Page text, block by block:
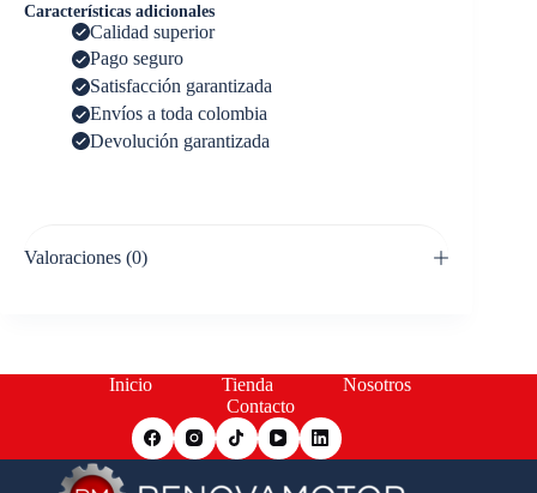
Características adicionales
Calidad superior
Pago seguro
Satisfacción garantizada
Envíos a toda colombia
Devolución garantizada
Valoraciones (0)
Inicio Tienda
Nosotros
Contacto